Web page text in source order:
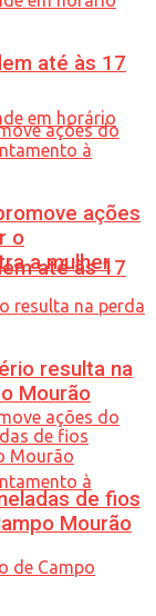
até às 17
até às 17
ações
o
a mulher
resulta na
Mourão
de fios
Mourão